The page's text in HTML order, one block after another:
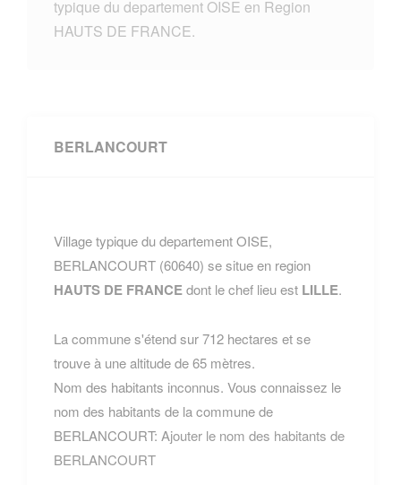
typique du departement OISE en Region
HAUTS DE FRANCE.
BERLANCOURT
Village typique du departement OISE,
BERLANCOURT (60640) se situe en region
HAUTS DE FRANCEdont le chef lieu est LILLE.
La commune s'étend sur 712 hectares et se
trouve à une altitude de 65 mètres.
Nom des habitants inconnus. Vous connaissez le
nom des habitants de la commune de
BERLANCOURT: Ajouter le nom des habitants de
BERLANCOURT